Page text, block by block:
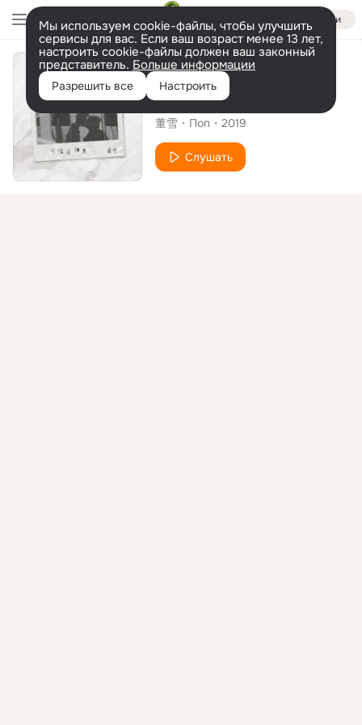
Войти
Мы используем cookie-файлы, чтобы улучшить
сервисы для вас. Если ваш возраст менее 13 лет,
настроить cookie-файлы должен ваш законный
представитель. Больше информации
Разрешить все Настроить
Сингл
可惜没如果
董雪 Поп 2019
Слушать